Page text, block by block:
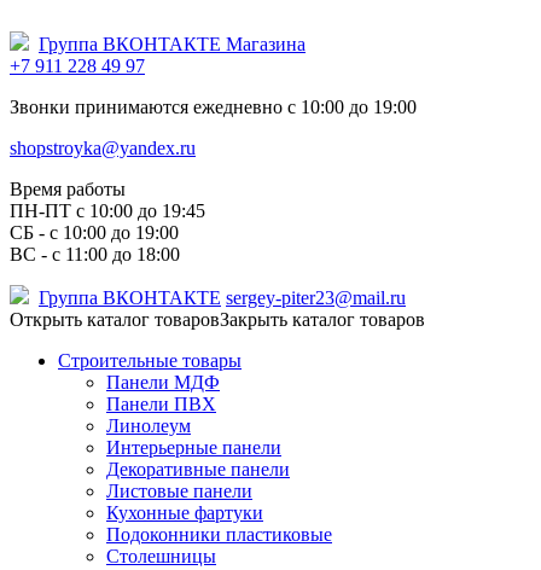
Группа ВКОНТАКТЕ Магазина
+7 911 228 49 97
Звонки принимаются ежедневно с 10:00 до 19:00
shopstroyka@yandex.ru
Время работы
ПН-ПТ c 10:00 до 19:45
СБ - с 10:00 до 19:00
ВС - с 11:00 до 18:00
Группа ВКОНТАКТЕ sergey-piter23@mail.ru
Открыть каталог товаровЗакрыть каталог товаров
Строительные товары
Панели МДФ
Панели ПВХ
Линолеум
Интерьерные панели
Декоративные панели
Листовые панели
Кухонные фартуки
Подоконники пластиковые
Столешницы